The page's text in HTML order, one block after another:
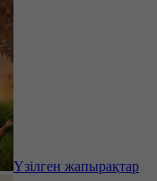
Үзілген жапырақтар